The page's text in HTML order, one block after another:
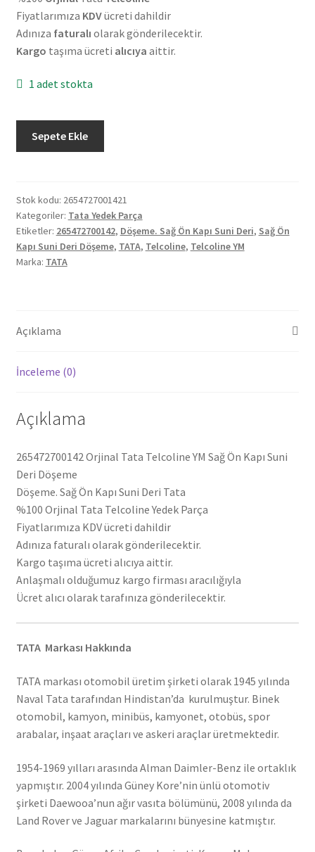
Fiyatlarımıza KDVücreti dahildir
Adınıza faturalı olarak gönderilecektir.
Kargo taşıma ücreti alıcıya aittir.
1 adet stokta
Sağ
Ön
Kapı
Suni
Deri
Sepete Ekle
Stok kodu: 2654727001421
Kategoriler: Tata Yedek Parça
Etiketler: 265472700142, Döşeme. Sağ Ön Kapı Suni Deri, Sağ Ön
Kapı Suni Deri Döşeme, TATA, Telcoline, Telcoline YM
Marka: TATA
Açıklama
İnceleme (0)
Açıklama
265472700142 Orjinal Tata Telcoline YM Sağ Ön Kapı Suni
Deri Döşeme
Döşeme. Sağ Ön Kapı Suni Deri Tata
%100 Orjinal Tata Telcoline Yedek Parça
Fiyatlarımıza KDV ücreti dahildir
Adınıza faturalı olarak gönderilecektir.
Kargo taşıma ücreti alıcıya aittir.
Anlaşmalı olduğumuz kargo firması aracılığıyla
Ücret alıcı olarak tarafınıza gönderilecektir.
TATA Markası Hakkında
TATA markası otomobil üretim şirketi olarak 1945 yılında
Naval Tata tarafından Hindistan’da kurulmuştur. Binek
otomobil, kamyon, minibüs, kamyonet, otobüs, spor
arabalar, inşaat araçları ve askeri araçlar üretmektedir.
1954-1969 yılları arasında Alman Daimler-Benz ile ortaklık
yapmıştır. 2004 yılında Güney Kore’nin ünlü otomotiv
şirketi Daewooa’nun ağır vasıta bölümünü, 2008 yılında da
Land Rover ve Jaguar markalarını bünyesine katmıştır.